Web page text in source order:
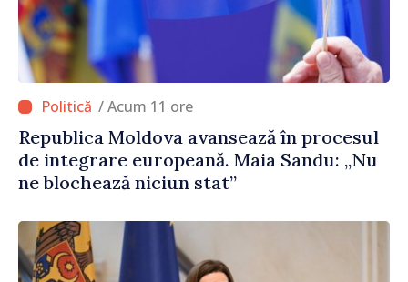
/ Acum 11 ore
Republica Moldova avansează în procesul
de integrare europeană. Maia Sandu: „Nu
ne blochează niciun stat”